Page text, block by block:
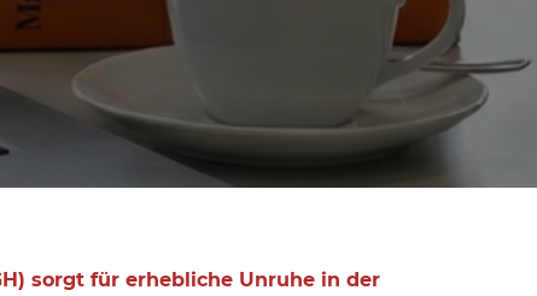
sorgt für erhebliche Unruhe in der